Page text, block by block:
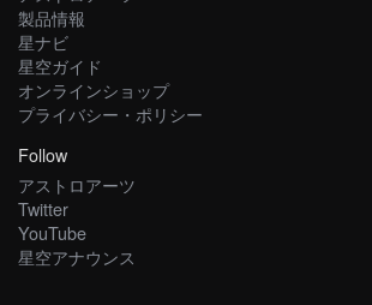
製品情報
星ナビ
星空ガイド
オンラインショップ
プライバシー・ポリシー
Follow
アストロアーツ
Twitter
YouTube
星空アナウンス